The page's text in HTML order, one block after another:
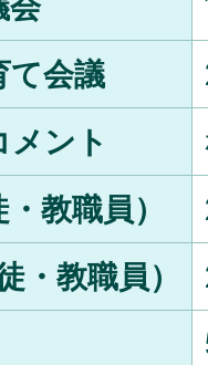
て会議
ント
教職員）
・教職員）